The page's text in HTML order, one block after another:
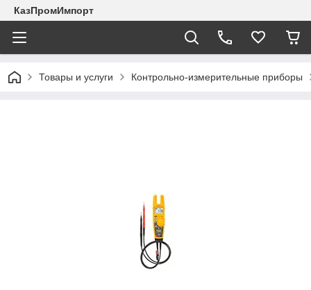
КазПромИмпорт
Товары и услуги Контрольно-измерительные приборы